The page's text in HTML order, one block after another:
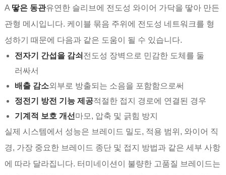
A 땋은 동관유연한 슬리브에 전도성 와이어 가닥을 땋아 만든
관형 메시입니다. 케이블 묶음 주위에 전도성 네트워크를 형
성하기 때문에 다음과 같은 도움이 될 수 있습니다.
전자기 간섭을 감쇠 전도성 장벽으로 민감한 도체를 둘
러싸서
배출 감소외부로 방출되는 소음을 포함함으로써
정전기 방전 기능 제공적절한 접지 경로에 연결된 경우
기계적 보호 개선 마모, 압축 및 긁힘 방지
실제 시스템에서 성능은 브레이드 밀도, 적용 범위, 와이어 직
경, 가장 중요한 브레이드 종단 및 접지 방법과 같은 세부 사항
에 따라 달라집니다. 터미네이션이 불량한 고품질 브레이드는